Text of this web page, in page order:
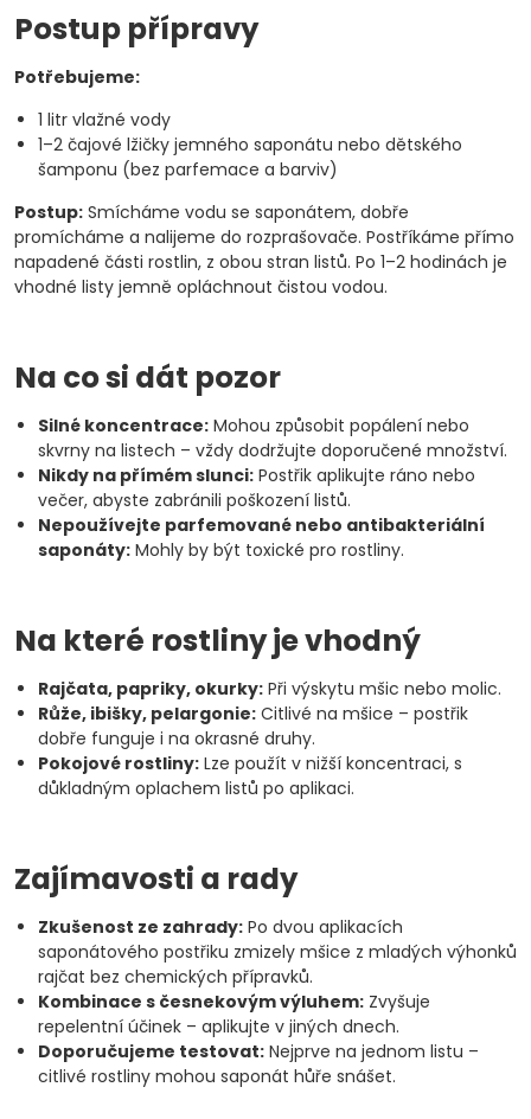
Postup přípravy
Potřebujeme:
1 litr vlažné vody
1–2 čajové lžičky jemného saponátu nebo dětského
šamponu (bez parfemace a barviv)
Postup: Smícháme vodu se saponátem, dobře
promícháme a nalijeme do rozprašovače. Postříkáme přímo
napadené části rostlin, z obou stran listů. Po 1–2 hodinách je
vhodné listy jemně opláchnout čistou vodou.
Na co si dát pozor
Silné koncentrace: Mohou způsobit popálení nebo
skvrny na listech – vždy dodržujte doporučené množství.
Nikdy na přímém slunci: Postřik aplikujte ráno nebo
večer, abyste zabránili poškození listů.
Nepoužívejte parfemované nebo antibakteriální
saponáty: Mohly by být toxické pro rostliny.
Na které rostliny je vhodný
Rajčata, papriky, okurky: Při výskytu mšic nebo molic.
Růže, ibišky, pelargonie: Citlivé na mšice – postřik
dobře funguje i na okrasné druhy.
Pokojové rostliny: Lze použít v nižší koncentraci, s
důkladným oplachem listů po aplikaci.
Zajímavosti a rady
Zkušenost ze zahrady: Po dvou aplikacích
saponátového postřiku zmizely mšice z mladých výhonků
rajčat bez chemických přípravků.
Kombinace s česnekovým výluhem: Zvyšuje
repelentní účinek – aplikujte v jiných dnech.
Doporučujeme testovat: Nejprve na jednom listu –
citlivé rostliny mohou saponát hůře snášet.